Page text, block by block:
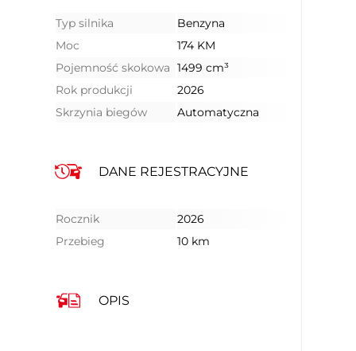
Typ silnika
Benzyna
Moc
174 KM
Pojemność skokowa 1499 cm³
Rok produkcji
2026
Skrzynia biegów
Automatyczna
DANE REJESTRACYJNE
Rocznik
2026
Przebieg
10 km
OPIS